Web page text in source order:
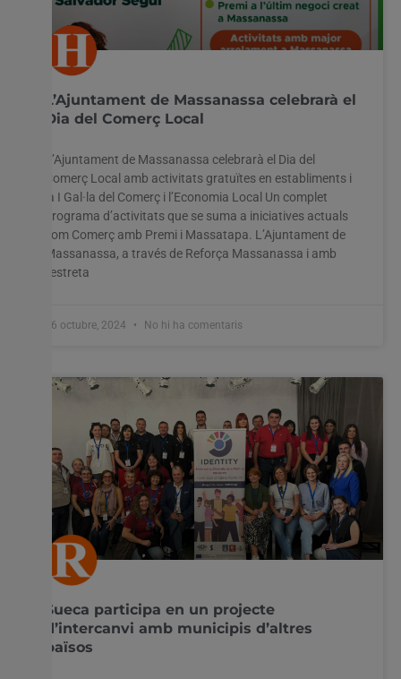
L’Ajuntament de Massanassa celebrarà el
Dia del Comerç Local
L’Ajuntament de Massanassa celebrarà el Dia del
Comerç Local amb activitats gratuïtes en establiments i
la I Gal·la del Comerç i l’Economia Local Un complet
programa d’activitats que se suma a iniciatives actuals
com Comerç amb Premi i Massatapa. L’Ajuntament de
Massanassa, a través de Reforça Massanassa i amb
l’estreta
16 octubre, 2024 No hi ha comentaris
Sueca participa en un projecte
d’intercanvi amb municipis d’altres
països